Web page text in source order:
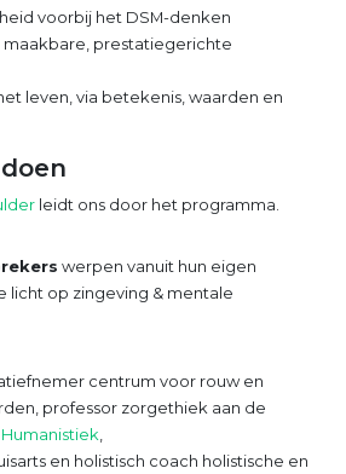
voorbij het DSM-denken
maakbare, prestatiegerichte
leven, via betekenis, waarden en
leidt ons door het programma.
werpen vanuit hun eigen
licht op zingeving & mentale
centrum voor rouw en
professor zorgethiek aan de
en holistisch coach holistische en